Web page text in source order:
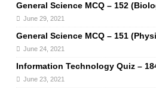
General Science MCQ – 152
June 29, 2021
General Science MCQ – 151
June 24, 2021
Information Technology Quiz –
June 23, 2021